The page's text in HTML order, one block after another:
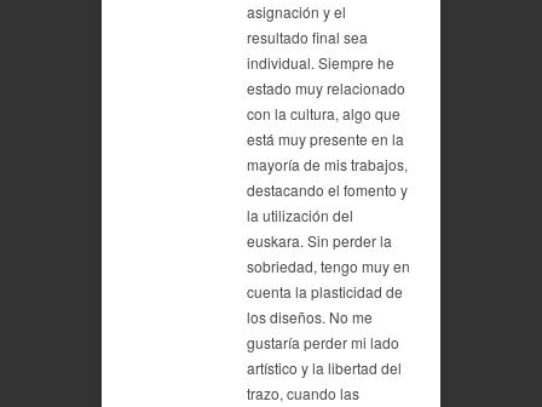
asignación y el
resultado final sea
individual. Siempre he
estado muy relacionado
con la cultura, algo que
está muy presente en la
mayoría de mis trabajos,
destacando el fomento y
la utilización del
euskara. Sin perder la
sobriedad, tengo muy en
cuenta la plasticidad de
los diseños. No me
gustaría perder mi lado
artístico y la libertad del
trazo, cuando las